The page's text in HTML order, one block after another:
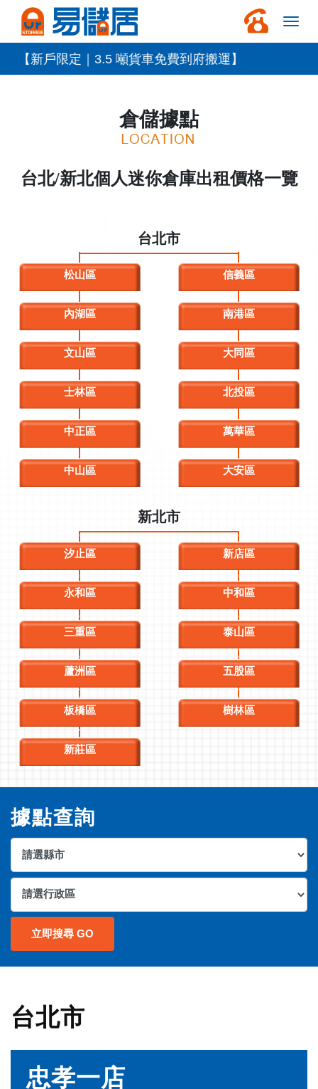
新戶限定｜3.5 噸貨車免費到府搬運】
倉儲據點
台北/新北個人迷你倉庫出租價格一覽
台北市
松山區 信義區
內湖區 南港區
文山區 大同區
士林區 北投區
中正區 萬華區
中山區 大安區
新北市
汐止區 新店區
永和區 中和區
三重區 泰山區
蘆洲區 五股區
板橋區 樹林區
新莊區
據點查詢
立即搜尋 GO
台北市
忠孝一店